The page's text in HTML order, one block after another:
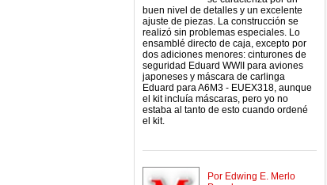
buen nivel de detalles y un excelente
ajuste de piezas. La construcción se
realizó sin problemas especiales. Lo
ensamblé directo de caja, excepto por
dos adiciones menores: cinturones de
seguridad Eduard WWII para aviones
japoneses y máscara de carlinga
Eduard para A6M3 - EUEX318, aunque
el kit incluía máscaras, pero yo no
estaba al tanto de esto cuando ordené
el kit.
Por Edwing E. Merlo